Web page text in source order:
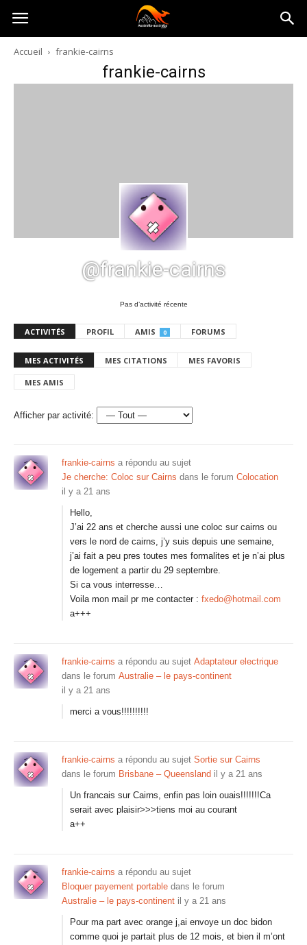
Australia-
australie.com
Accueil frankie-cairns
frankie-cairns
@frankie-cairns
Pas d’activité récente
ACTIVITÉS PROFIL AMIS 0 FORUMS
MES ACTIVITÉS MES CITATIONS MES FAVORIS
MES AMIS
Afficher par activité:
frankie-cairns a répondu au sujet
Je cherche: Coloc sur Cairns dans le forum Colocation
il y a 21 ans
Hello,
J’ai 22 ans et cherche aussi une coloc sur cairns ou
vers le nord de cairns, j’y suis depuis une semaine,
j’ai fait a peu pres toutes mes formalites et je n’ai plus
de logement a partir du 29 septembre.
Si ca vous interresse…
Voila mon mail pr me contacter : fxedo@hotmail.com
a+++
frankie-cairns a répondu au sujet Adaptateur electrique
dans le forum Australie – le pays-continent
il y a 21 ans
merci a vous!!!!!!!!!!
frankie-cairns a répondu au sujet Sortie sur Cairns
dans le forum Brisbane – Queensland il y a 21 ans
Un francais sur Cairns, enfin pas loin ouais!!!!!!!Ca
serait avec plaisir>>>tiens moi au courant
a++
frankie-cairns a répondu au sujet
Bloquer payement portable dans le forum
Australie – le pays-continent il y a 21 ans
Pour ma part avec orange j,ai envoye un doc bidon
comme quoi je partait plus de 12 mois, et bien il m’ont